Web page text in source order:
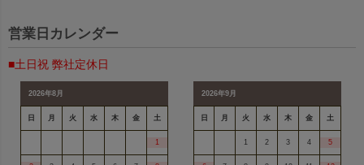
営業日カレンダー
■土日祝 弊社定休日
2026年8月
日 月 火 水 木 金 土
1
2026年9月
日 月 火 水 木 金 土
1 2 3 4 5